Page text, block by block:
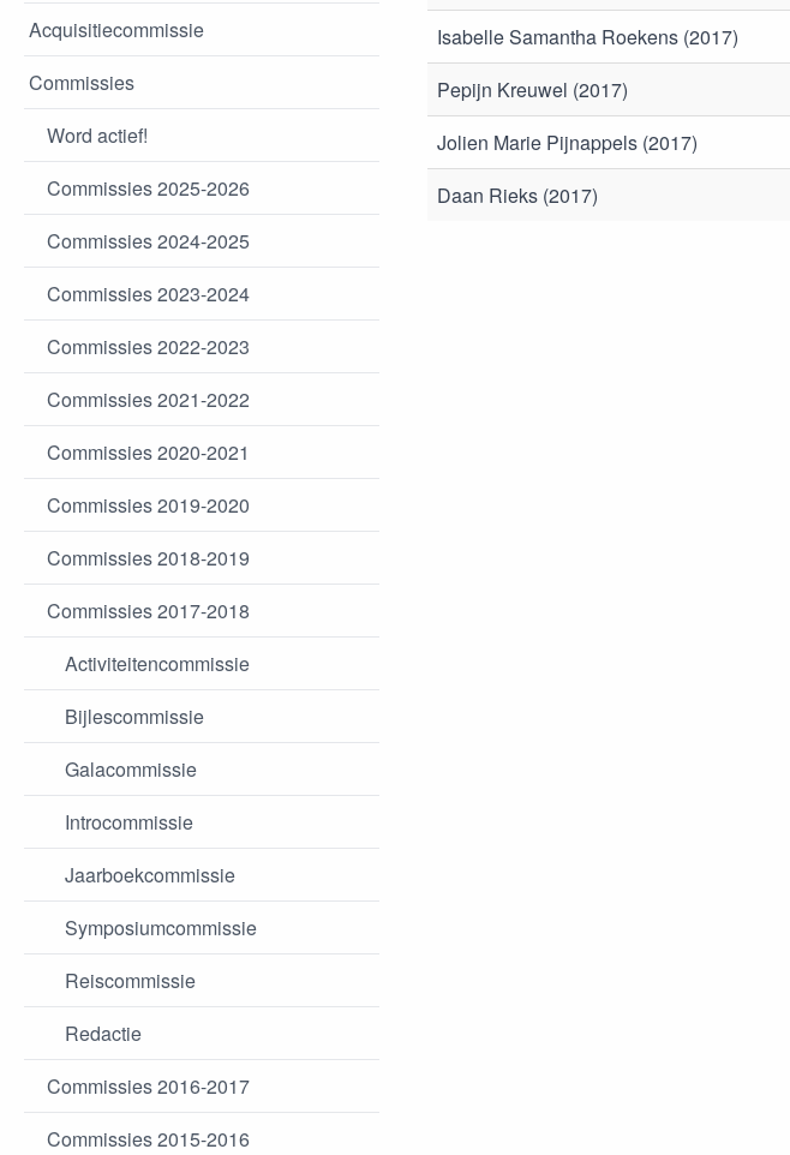
Acquisitiecommissie
Commissies
Word actief!
Commissies 2025-2026
Commissies 2024-2025
Commissies 2023-2024
Commissies 2022-2023
Commissies 2021-2022
Commissies 2020-2021
Commissies 2019-2020
Commissies 2018-2019
Commissies 2017-2018
Activiteitencommissie
Bijlescommissie
Galacommissie
Introcommissie
Jaarboekcommissie
Symposiumcommissie
Reiscommissie
Redactie
Commissies 2016-2017
Commissies 2015-2016
Isabelle Samantha Roekens (2017)
Pepijn Kreuwel (2017)
Jolien Marie Pijnappels (2017)
Daan Rieks (2017)